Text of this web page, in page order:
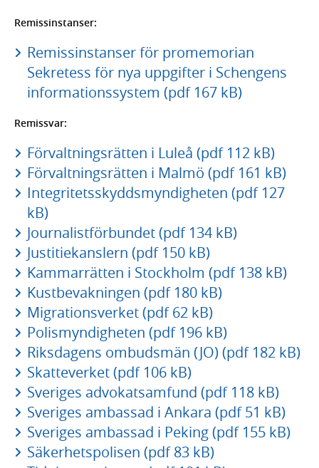
Remissinstanser:
Remissinstanser för promemorian
Sekretess för nya uppgifter i Schengens
informationssystem (pdf 167 kB)
Remissvar:
Förvaltningsrätten i Luleå (pdf 112 kB)
Förvaltningsrätten i Malmö (pdf 161 kB)
Integritetsskyddsmyndigheten (pdf 127
kB)
Journalistförbundet (pdf 134 kB)
Justitiekanslern (pdf 150 kB)
Kammarrätten i Stockholm (pdf 138 kB)
Kustbevakningen (pdf 180 kB)
Migrationsverket (pdf 62 kB)
Polismyndigheten (pdf 196 kB)
Riksdagens ombudsmän (JO) (pdf 182 kB)
Skatteverket (pdf 106 kB)
Sveriges advokatsamfund (pdf 118 kB)
Sveriges ambassad i Ankara (pdf 51 kB)
Sveriges ambassad i Peking (pdf 155 kB)
Säkerhetspolisen (pdf 83 kB)